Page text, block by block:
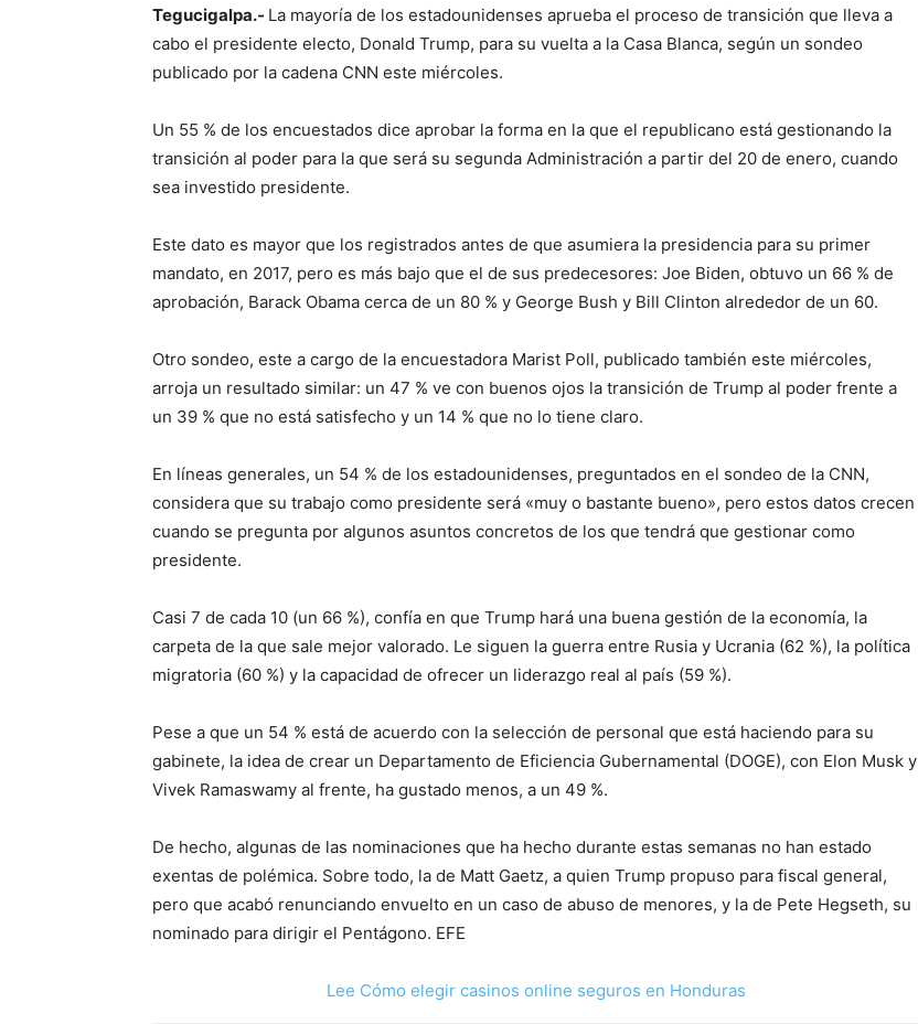
Tegucigalpa.- La mayoría de los estadounidenses aprueba el proceso de transición que lleva a
cabo el presidente electo, Donald Trump, para su vuelta a la Casa Blanca, según un sondeo
publicado por la cadena CNN este miércoles.
Un 55 % de los encuestados dice aprobar la forma en la que el republicano está gestionando la
transición al poder para la que será su segunda Administración a partir del 20 de enero, cuando
sea investido presidente.
Este dato es mayor que los registrados antes de que asumiera la presidencia para su primer
mandato, en 2017, pero es más bajo que el de sus predecesores: Joe Biden, obtuvo un 66 % de
aprobación, Barack Obama cerca de un 80 % y George Bush y Bill Clinton alrededor de un 60.
Otro sondeo, este a cargo de la encuestadora Marist Poll, publicado también este miércoles,
arroja un resultado similar: un 47 % ve con buenos ojos la transición de Trump al poder frente a
un 39 % que no está satisfecho y un 14 % que no lo tiene claro.
En líneas generales, un 54 % de los estadounidenses, preguntados en el sondeo de la CNN,
considera que su trabajo como presidente será «muy o bastante bueno», pero estos datos crecen
cuando se pregunta por algunos asuntos concretos de los que tendrá que gestionar como
presidente.
Casi 7 de cada 10 (un 66 %), confía en que Trump hará una buena gestión de la economía, la
carpeta de la que sale mejor valorado. Le siguen la guerra entre Rusia y Ucrania (62 %), la política
migratoria (60 %) y la capacidad de ofrecer un liderazgo real al país (59 %).
Pese a que un 54 % está de acuerdo con la selección de personal que está haciendo para su
gabinete, la idea de crear un Departamento de Eficiencia Gubernamental (DOGE), con Elon Musk y
Vivek Ramaswamy al frente, ha gustado menos, a un 49 %.
De hecho, algunas de las nominaciones que ha hecho durante estas semanas no han estado
exentas de polémica. Sobre todo, la de Matt Gaetz, a quien Trump propuso para fiscal general,
pero que acabó renunciando envuelto en un caso de abuso de menores, y la de Pete Hegseth, su
nominado para dirigir el Pentágono. EFE
Lee Cómo elegir casinos online seguros en Honduras